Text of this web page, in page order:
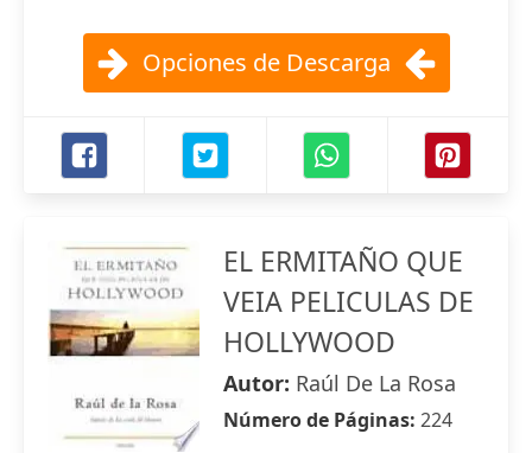
Opciones de Descarga
EL ERMITAÑO QUE
VEIA PELICULAS DE
HOLLYWOOD
Autor: Raúl De La Rosa
Número de Páginas: 224